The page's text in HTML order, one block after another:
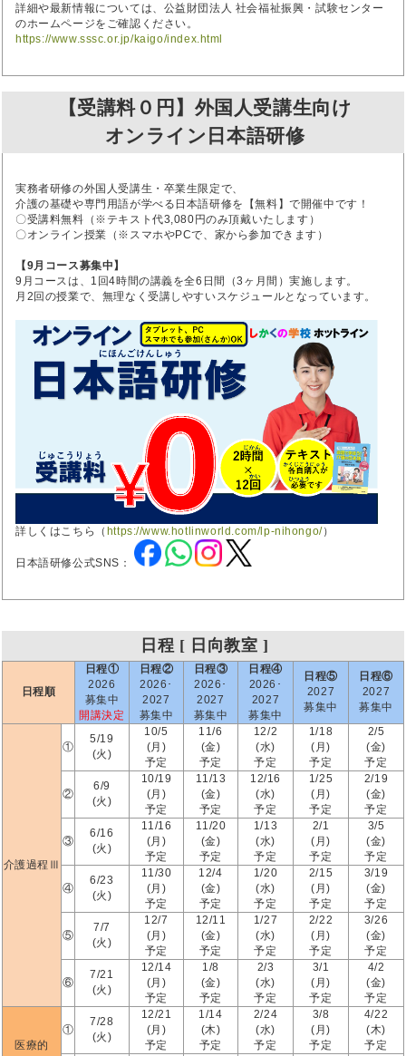
詳細や最新情報については、公益財団法人 社会福祉振興・試験センター
のホームページをご確認ください。
https://www.sssc.or.jp/kaigo/index.html
【受講料０円】外国人受講生向け
オンライン日本語研修
実務者研修の外国人受講生・卒業生限定で、
介護の基礎や専門用語が学べる日本語研修を【無料】で開催中です！
〇受講料無料（※テキスト代3,080円のみ頂戴いたします）
〇オンライン授業（※スマホやPCで、家から参加できます）
【9月コース募集中】
9月コースは、1回4時間の講義を全6日間（3ヶ月間）実施します。
月2回の授業で、無理なく受講しやすいスケジュールとなっています。
詳しくはこちら（ https://www.hotlinworld.com/lp-nihongo/）
日本語研修公式SNS：
日程 [ 日向教室 ]
日程順
日程①
2026
募集中
開講決定
日程②
2026･
2027
募集中
日程③
2026･
2027
募集中
日程④
2026･
2027
募集中
日程⑤
2027
募集中
日程⑥
2027
募集中
介護過程Ⅲ
①
5/19
(火)
10/5
(月)
予定
11/6
(金)
予定
12/2
(水)
予定
1/18
(月)
予定
2/5
(金)
予定
②
6/9
(火)
10/19
(月)
予定
11/13
(金)
予定
12/16
(水)
予定
1/25
(月)
予定
2/19
(金)
予定
③
6/16
(火)
11/16
(月)
予定
11/20
(金)
予定
1/13
(水)
予定
2/1
(月)
予定
3/5
(金)
予定
④
6/23
(火)
11/30
(月)
予定
12/4
(金)
予定
1/20
(水)
予定
2/15
(月)
予定
3/19
(金)
予定
⑤
7/7
(火)
12/7
(月)
予定
12/11
(金)
予定
1/27
(水)
予定
2/22
(月)
予定
3/26
(金)
予定
⑥
7/21
(火)
12/14
(月)
予定
1/8
(金)
予定
2/3
(水)
予定
3/1
(月)
予定
4/2
(金)
予定
医療的
①
7/28
(火)
12/21
(月)
予定
1/14
(木)
予定
2/24
(水)
予定
3/8
(月)
予定
4/22
(木)
予定